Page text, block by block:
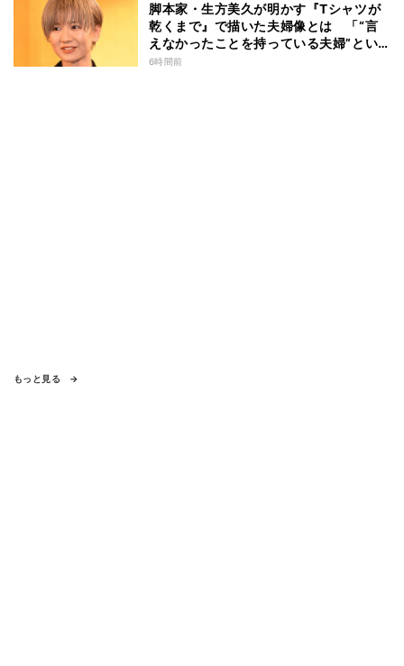
脚本家・生方美久が明かす『Tシャツが
乾くまで』で描いた夫婦像とは 「“言
えなかったことを持っている夫婦”とい
うのは面白いかも」
6時間前
もっと見る